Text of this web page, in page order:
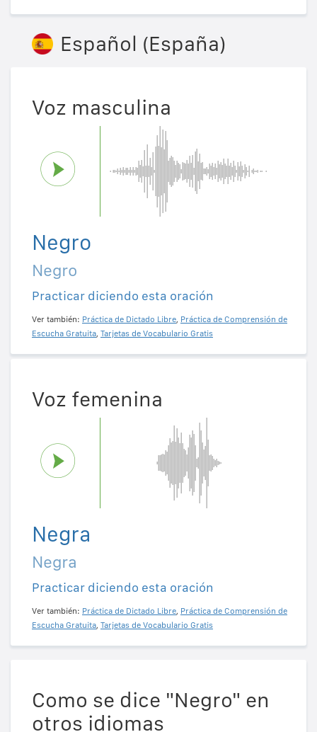
Español (España)
Voz masculina
Negro
Negro
Practicar diciendo esta oración
Ver también: Práctica de Dictado Libre, Práctica de Comprensión de
Escucha Gratuita, Tarjetas de Vocabulario Gratis
Voz femenina
Negra
Negra
Practicar diciendo esta oración
Ver también: Práctica de Dictado Libre, Práctica de Comprensión de
Escucha Gratuita, Tarjetas de Vocabulario Gratis
Como se dice "Negro" en
otros idiomas